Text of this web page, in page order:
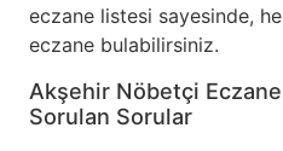
eczane listesi sayesinde,
eczane bulabilirsiniz.
Akşehir Nöbetçi
Sorulan Sorular